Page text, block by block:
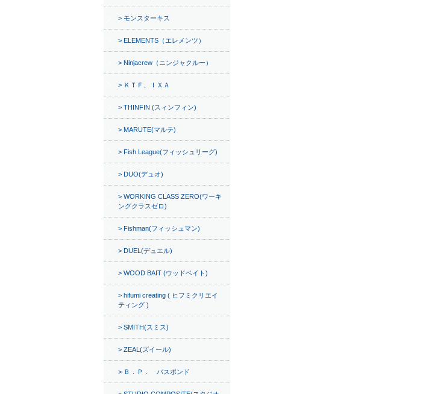
モンスターキス
ELEMENTS（エレメンツ）
Ninjacrew（ニンジャクルー）
ＫＴＦ、ＩＸＡ
THINFIN (スィンフィン)
MARUTE(マルテ)
Fish League(フィッシュリーグ)
DUO(デュオ)
WORKING CLASS ZERO(ワーキ
ングクラスゼロ)
Fishman(フィッシュマン)
DUEL(デュエル)
WOOD BAIT (ウッドベイト)
hifumi creating ( ヒフミクリエイ
ティング )
SMITH(スミス)
ZEAL(ズイール)
Ｂ．Ｐ． バスポンド